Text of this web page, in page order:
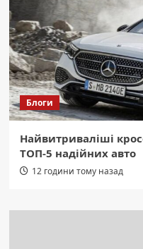
Блоги
Найвитриваліші
ТОП-5 надійних авто
12 години тому назад